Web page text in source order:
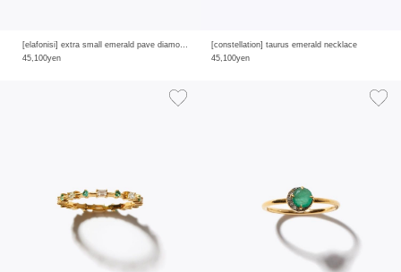
[elafonisi] extra small emerald pave diamonds eternity ring
45,100yen
[constellation] taurus emerald necklace
45,100yen